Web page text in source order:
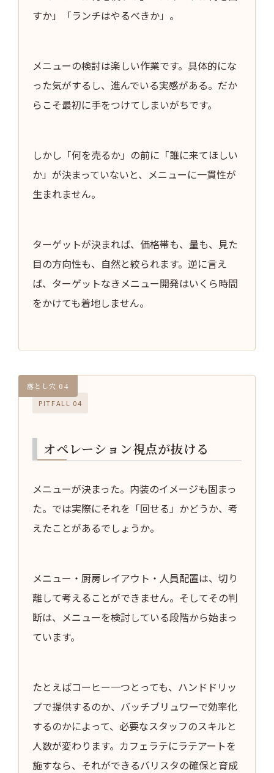
すか」「ランチはやるべきか」。
メニューの検討は楽しい作業です。具体的にな
った気がするし、進んでいる実感がある。だか
らこそ最初に手をつけてしまいがちです。
しかし「何を売るか」の前に「誰に来てほしい
か」が決まっていないと、メニューに一貫性が
生まれません。
ターゲットが決まれば、価格帯も、量も、見た
目の方向性も、自然と絞られます。逆に言え
ば、ターゲットなきメニュー開発はいくら時間
をかけても着地しません。
PITFALL 04
オペレーション視点が抜ける
メニューが決まった。内装のイメージも固まっ
た。では実際にそれを「回せる」かどうか、考
えたことがあるでしょうか。
メニュー・厨房レイアウト・人員配置は、切り
離して考えることができません。そしてその判
断は、メニューを検討している段階から始まっ
ています。
たとえばコーヒー一つとっても、ハンドドリッ
プで提供するのか、バッチブリュワーで効率化
するのかによって、必要なスタッフのスキルと
人数が変わります。カフェラテにラテアートを
施すなら、それができるバリスタの確保と育成